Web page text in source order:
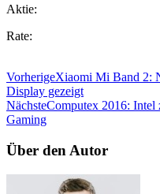
Aktie:
Rate:
VorherigeXiaomi Mi Band 2:
Display gezeigt
NächsteComputex 2016:
Gaming
Über den Autor